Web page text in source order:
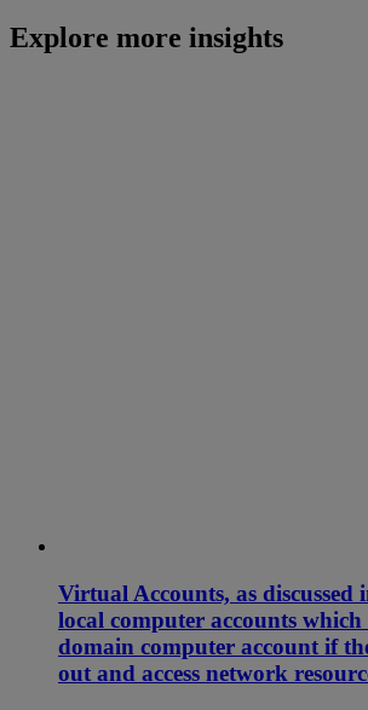
Explore more insights
Virtual Accounts, as discussed
local computer accounts which
domain computer account if
out and access network